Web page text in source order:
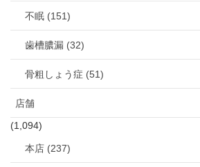
不眠 (151)
歯槽膿漏 (32)
骨粗しょう症 (51)
店舗
(1,094)
本店 (237)